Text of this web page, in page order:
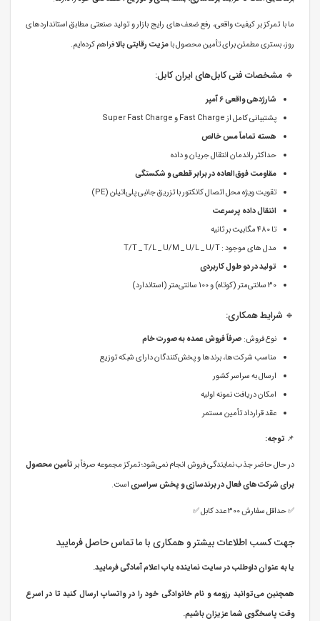
ما با تمرکز بر کیفیت واقعی، رفع ضعف‌های رایج بازار و تولید صنعتی مطابق استانداردهای
روز، بستری مطمئن برای تأمین محصول بامزیت رقابتی بالافراهم کرده‌ایم.
🔹 مشخصات فنی کابل‌های ایران کابل:
شارژدهی واقعی 6 آمپر
پشتیبانی کامل از Fast Charge و Super Fast Charge
هسته تماماً مس خالص
حداکثر راندمان انتقال جریان و داده
مقاومت فوق‌العاده در برابر قطعی و شکستگی
تقویت ویژه محل اتصال کانکتور با تزریق جانبی پلی‌اتیلن (PE)
انتقال داده پرسرعت
تا 480 مگابیت بر ثانیه
مدل های موجود : T/T _ T/L _ U/M _ U/L _ U/T
تولید در دو طول کاربردی
30 سانتی‌متر (کوتاه) و 100 سانتی‌متر (استاندارد)
🔹 شرایط همکاری:
نوع فروش: صرفاً فروش عمده به‌صورت خام
مناسب شرکت‌ها، برندها و پخش‌کنندگان دارای شبکه توزیع
ارسال به سراسر کشور
امکان دریافت نمونه اولیه
عقد قرارداد تأمین مستمر
📌 توجه:
در حال حاضر جذب نمایندگی فروش انجام نمی‌شود؛ تمرکز مجموعه صرفاً بر تأمین محصول
برای شرکت‌های فعال در برندسازی و پخش سراسریاست.
✅️ حداقل سفارش 300 عدد کابل ✅️
جهت کسب اطلاعات بیشتر و همکاری با ما تماس حاصل فرمایید
یا به عنوان داوطلب در سایت نماینده یاب اعلام آمادگی فرمایید.
همچنین می‌توانید رزومه و نام خانوادگی خود را در واتساپ ارسال کنید تا در اسرع
وقت پاسخگوی شما عزیزان باشیم.